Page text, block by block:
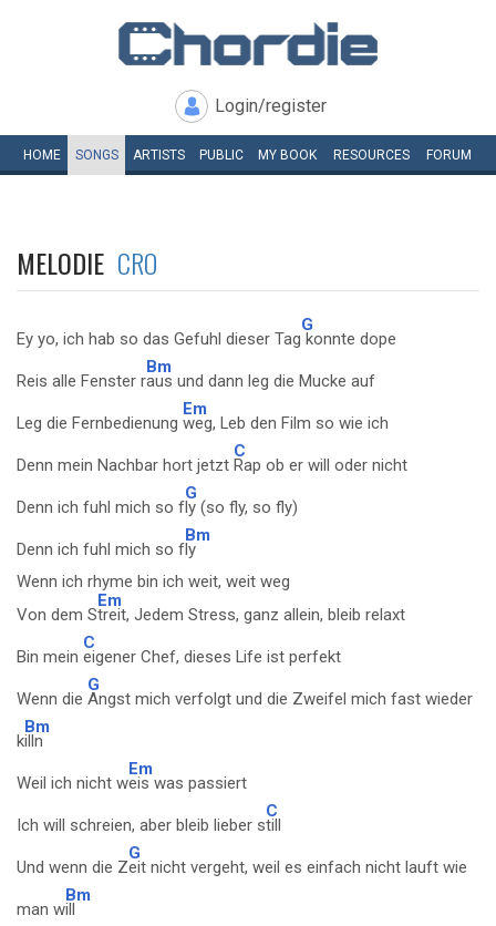
Login/register
HOME SONGS ARTISTS PUBLIC MY BOOK RESOURCES FORUM
MELODIE CRO
Ey yo, ich hab so das Gefuhl dieser Tag
G
konnte dope
Reis alle Fenster r
Bm
aus und dann leg die Mucke auf
Leg die Fernbedienung
Em
weg, Leb den Film so wie ich
Denn mein Nachbar hort jetzt
C
Rap ob er will oder nicht
Denn ich fuhl mich so f
G
ly (so fly, so fly)
Denn ich fuhl mich so f
Bm
ly
Wenn ich rhyme bin ich weit, weit weg
Von dem S
Em
treit, Jedem Stress, ganz allein, bleib relaxt
Bin mein
C
eigener Chef, dieses Life ist perfekt
Wenn die
G
Angst mich verfolgt und die Zweifel mich fast wieder
k
Bm
illn
Weil ich nicht w
Em
eis was passiert
Ich will schreien, aber bleib lieber s
C
till
Und wenn die Z
G
eit nicht vergeht, weil es einfach nicht lauft wie
man w
Bm
ill